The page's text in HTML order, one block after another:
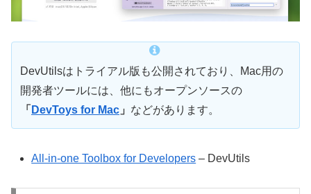
DevUtilsはトライアル版も公開されており、Mac用の
開発者ツールには、他にもオープンソースの
「 DevToys for Mac 」 などがあります。
All-in-one Toolbox for Developers – DevUtils